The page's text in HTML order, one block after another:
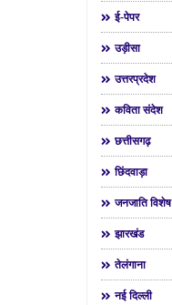
ई-पेपर
उड़ीसा
उत्तरप्रदेश
कविता संदेश
छत्तीसगढ़
छिंदवाड़ा
जनजाति विशेष
झारखंड
तेलंगाना
नई दिल्ली